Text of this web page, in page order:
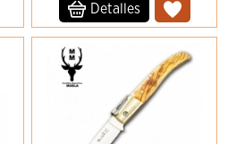
Detalles